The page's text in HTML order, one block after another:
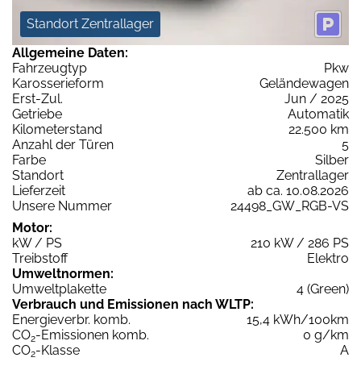
Standort Zentrallager
Allgemeine Daten:
Fahrzeugtyp
Pkw
Karosserieform
Geländewagen
Erst-Zul.
Jun / 2025
Getriebe
Automatik
Kilometerstand
22.500 km
Anzahl der Türen
5
Farbe
Silber
Standort
Zentrallager
Lieferzeit
ab ca. 10.08.2026
Unsere Nummer
24498_GW_RGB-VS
Motor:
kW / PS
210 kW / 286 PS
Treibstoff
Elektro
Umweltnormen:
Umweltplakette
4 (Green)
Verbrauch und Emissionen nach WLTP:
Energieverbr. komb.
15,4 kWh/100km
CO2-Emissionen komb.
0 g/km
CO2-Klasse
A